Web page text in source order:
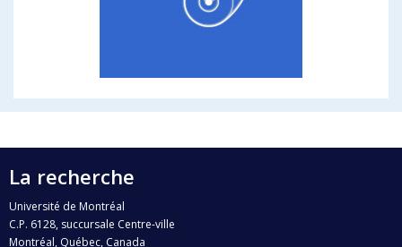
La recherche
Université de Montréal
C.P. 6128, succursale Centre-ville
Montréal, Québec, Canada